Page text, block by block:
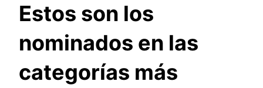
Estos son los
nominados en las
categorías más